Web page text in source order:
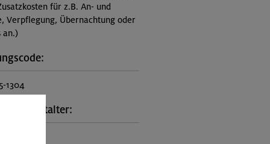
für z.B. An- und
Verpflegung, Übernachtung oder
an.)
1304
Veranstalter: